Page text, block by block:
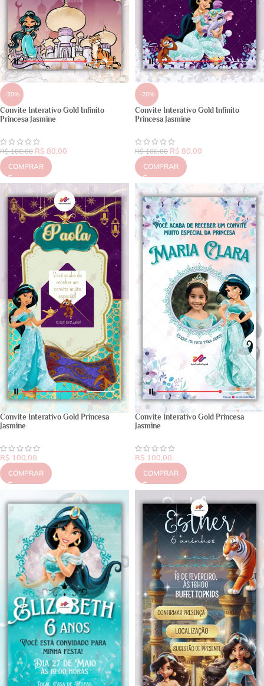
-20%
Convite Interativo Gold Infinito
Princesa Jasmine
R$100,00 R$ 80,00
COMPRAR
-20%
Convite Interativo Gold Infinito
Princesa Jasmine
R$100,00 R$ 80,00
COMPRAR
Convite Interativo Gold Princesa
Jasmine
R$ 100,00
COMPRAR
Convite Interativo Gold Princesa
Jasmine
R$ 100,00
COMPRAR